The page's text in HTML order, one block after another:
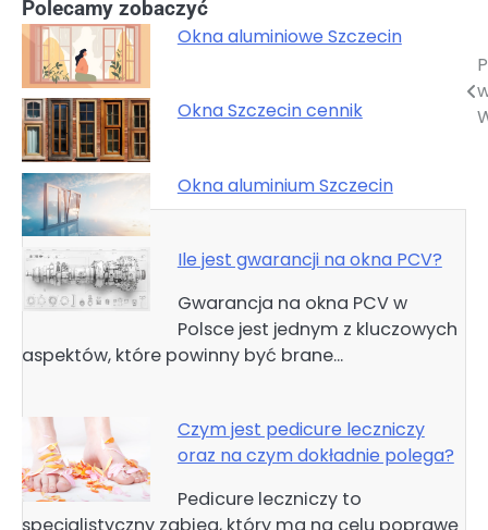
Polecamy zobaczyć
Okna aluminiowe Szczecin
Okna Szczecin cennik
Okna aluminium Szczecin
Ile jest gwarancji na okna PCV?
Gwarancja na okna PCV w
Polsce jest jednym z kluczowych
aspektów, które powinny być brane…
Czym jest pedicure leczniczy
oraz na czym dokładnie polega?
Pedicure leczniczy to
Nawigacja
wpisu